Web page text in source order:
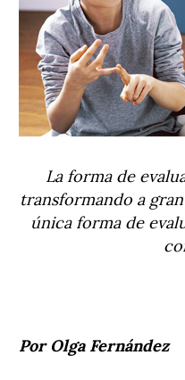
La forma de
transformando a
única forma de
Por Olga Fernández